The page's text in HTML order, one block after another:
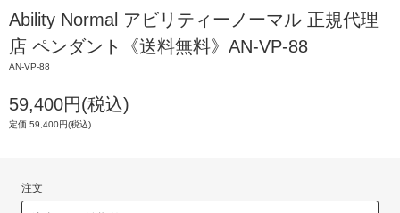
Ability Normal アビリティーノーマル 正規代理
店 ペンダント《送料無料》AN-VP-88
AN-VP-88
59,400円(税込)
定価 59,400円(税込)
注文